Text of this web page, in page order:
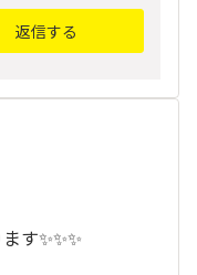
返信する
す✨✨✨